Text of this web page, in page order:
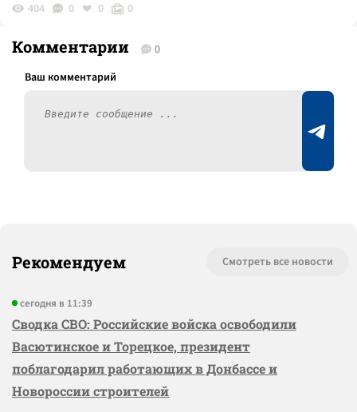
404 0 0 0
Комментарии 0
Рекомендуем Смотреть все новости
сегодня в 11:39
Сводка СВО: Российские войска освободили
Васютинское и Торецкое, президент
поблагодарил работающих в Донбассе и
Новороссии строителей